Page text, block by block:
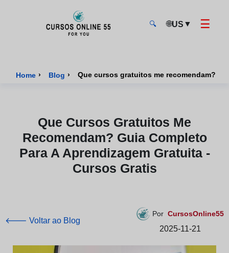
🔍 🌐US ▼ ☰
Home › Blog ›
Que Cursos Gratuitos Me
Recomendam? Guia Completo
Para A Aprendizagem Gratuita -
Cursos Gratis
🡐 Voltar ao Blog
Por CursosOnline55
2025-11-21